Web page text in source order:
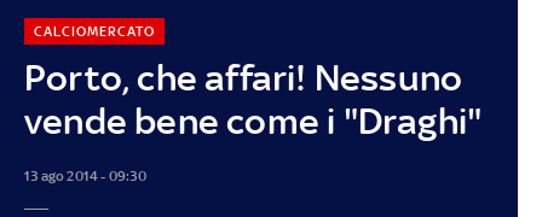
Porto, che affari! Nessuno
vende bene come i "Draghi"
CALCIOMERCATO
13 ago 2014 - 09:30